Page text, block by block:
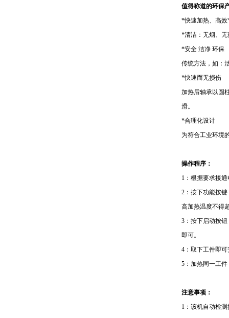
值得称道的环保
*快速加热、高效
*清洁：无烟、
*安全 洁净 环保
传统方法，如：
*快速而无损伤
加热后轴承以圆
滑。
*合理化设计
为符合工业环境
操作程序：
1 ：根据要求接
2 ：按下功能按
高加热温度不得
3 ：按下启动按
即可。
4 ：取下工件即
5 ：加热同一工
注意事项：
1 ：该机自动检